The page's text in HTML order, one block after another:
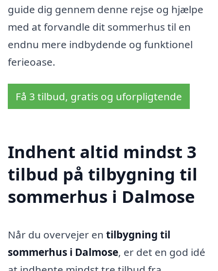
guide dig gennem denne rejse og hjælpe
med at forvandle dit sommerhus til en
endnu mere indbydende og funktionel
ferieoase.
Få 3 tilbud, gratis og uforpligtende
Indhent altid mindst 3
tilbud på tilbygning til
sommerhus i Dalmose
Når du overvejer en tilbygning til
sommerhus i Dalmose, er det en god idé